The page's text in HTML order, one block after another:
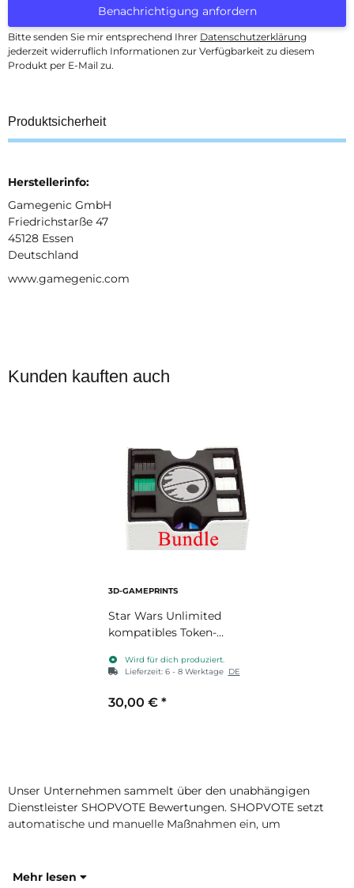
Benachrichtigung anfordern
Bitte senden Sie mir entsprechend Ihrer Datenschutzerklärung
jederzeit widerruflich Informationen zur Verfügbarkeit zu diesem
Produkt per E-Mail zu.
Produktsicherheit
Herstellerinfo:
Gamegenic GmbH
Friedrichstarße 47
45128 Essen
Deutschland
www.gamegenic.com
Kunden kauften auch
3D-GAMEPRINTS
Star Wars Unlimited
kompatibles Token-
Wird für dich produziert.
Lieferzeit: 6 - 8 Werktage DE
30,00 € *
Unser Unternehmen sammelt über den unabhängigen
Dienstleister SHOPVOTE Bewertungen. SHOPVOTE setzt
automatische und manuelle Maßnahmen ein, um
Mehr lesen